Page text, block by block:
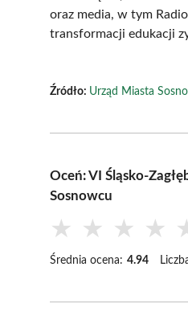
oraz media, w tym
transformacji edukacji
Źródło: Urząd Miasta
Oceń: VI Śląsko-
Sosnowcu
★ ★ ★ ★
Średnia ocena: 4.94